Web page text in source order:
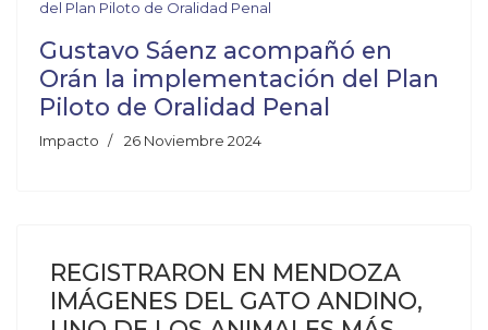
Gustavo Sáenz acompañó en
Orán la implementación del Plan
Piloto de Oralidad Penal
Impacto 26 Noviembre 2024
REGISTRARON EN MENDOZA
IMÁGENES DEL GATO ANDINO,